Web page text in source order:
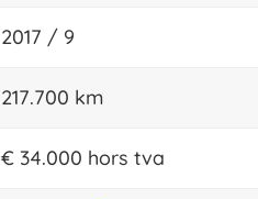
2017 / 9
217.700 km
€ 34.000 hors tva